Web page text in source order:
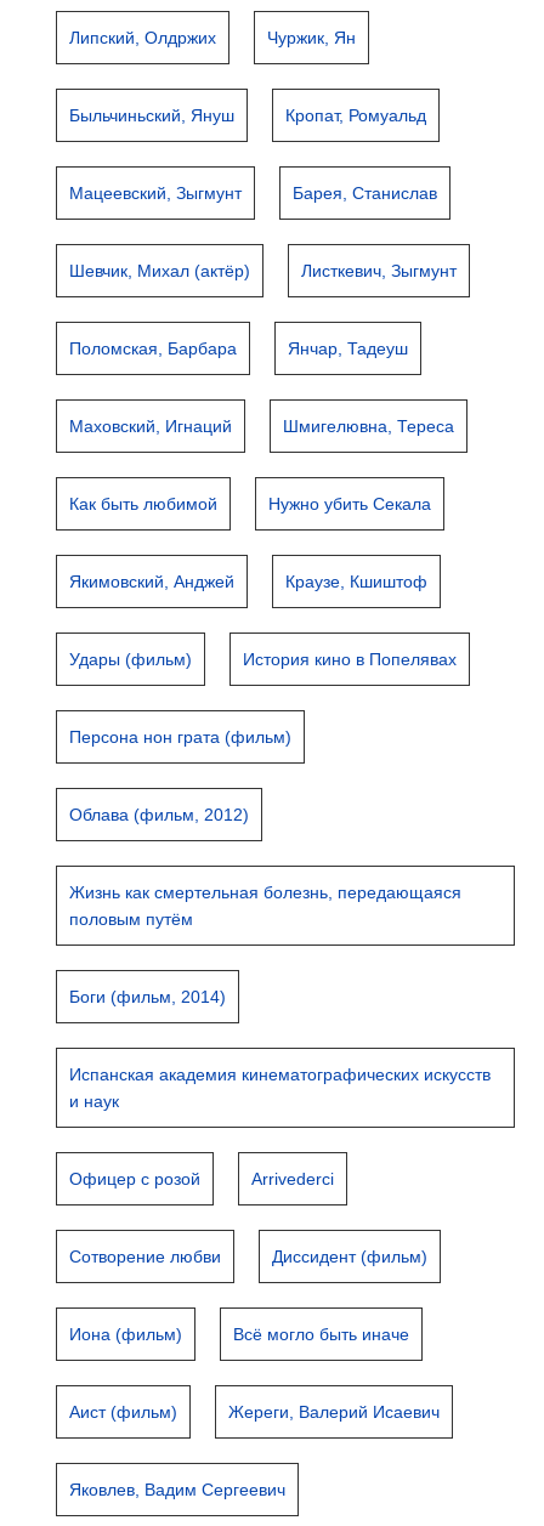
Липский, Олдржих Чуржик, Ян
Быльчиньский, Януш Кропат, Ромуальд
Мацеевский, Зыгмунт Барея, Станислав
Шевчик, Михал (актёр) Листкевич, Зыгмунт
Поломская, Барбара Янчар, Тадеуш
Маховский, Игнаций Шмигелювна, Тереса
Как быть любимой Нужно убить Секала
Якимовский, Анджей Краузе, Кшиштоф
Удары (фильм) История кино в Попелявах
Персона нон грата (фильм)
Облава (фильм, 2012)
Жизнь как смертельная болезнь, передающаяся
половым путём
Боги (фильм, 2014)
Испанская академия кинематографических искусств
и наук
Офицер с розой Arrivederci
Сотворение любви Диссидент (фильм)
Иона (фильм) Всё могло быть иначе
Аист (фильм) Жереги, Валерий Исаевич
Яковлев, Вадим Сергеевич